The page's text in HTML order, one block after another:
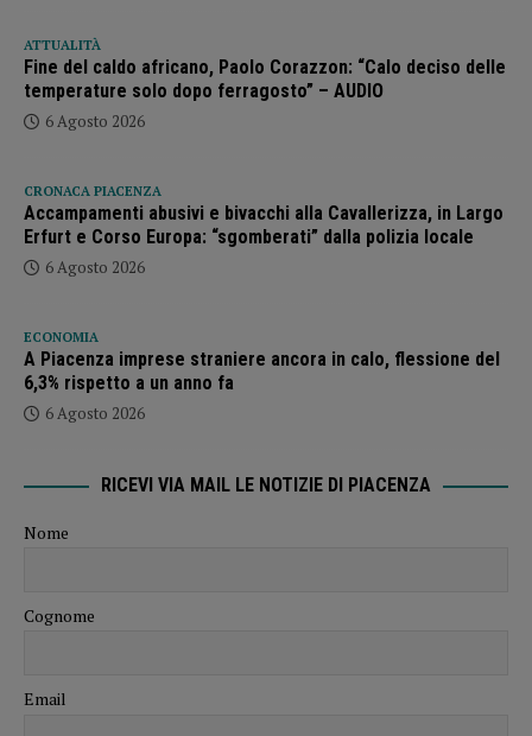
ATTUALITÀ
Fine del caldo africano, Paolo Corazzon: “Calo deciso delle
temperature solo dopo ferragosto” – AUDIO
6 Agosto 2026
CRONACA PIACENZA
Accampamenti abusivi e bivacchi alla Cavallerizza, in Largo
Erfurt e Corso Europa: “sgomberati” dalla polizia locale
6 Agosto 2026
ECONOMIA
A Piacenza imprese straniere ancora in calo, flessione del
6,3% rispetto a un anno fa
6 Agosto 2026
RICEVI VIA MAIL LE NOTIZIE DI PIACENZA
Nome
Cognome
Email